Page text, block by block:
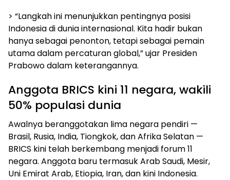
> “Langkah ini menunjukkan pentingnya posisi
Indonesia di dunia internasional. Kita hadir bukan
hanya sebagai penonton, tetapi sebagai pemain
utama dalam percaturan global,” ujar Presiden
Prabowo dalam keterangannya.
Anggota BRICS kini 11 negara, wakili
50% populasi dunia
Awalnya beranggotakan lima negara pendiri —
Brasil, Rusia, India, Tiongkok, dan Afrika Selatan —
BRICS kini telah berkembang menjadi forum 11
negara. Anggota baru termasuk Arab Saudi, Mesir,
Uni Emirat Arab, Etiopia, Iran, dan kini Indonesia.